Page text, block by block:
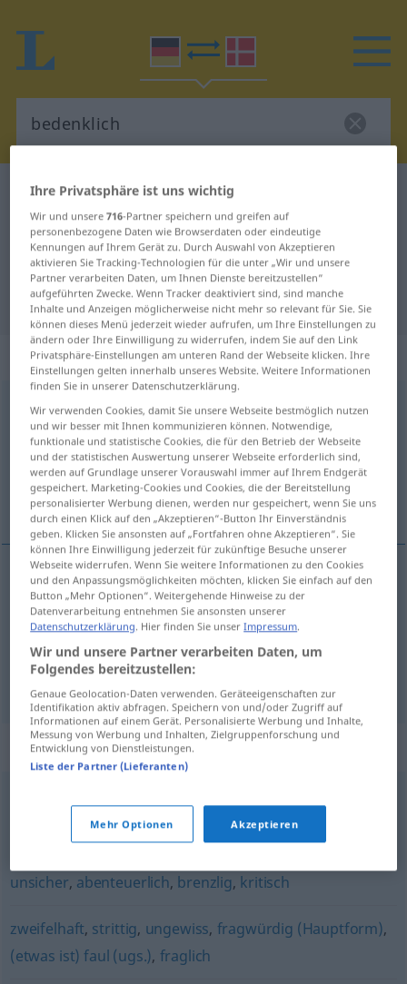
Deutsch-Dänisch Wörterbuch
Deutsch-Dänisch Übersetzung für
"bedenklich"
"bedenklich" Dänisch Übersetzung
„bedenklich“
bedenklich
Übersicht aller Übersetzungen
(Für mehr Details die Übersetzung anklicken/antippen)
betænksom, betænkelig, farlig
betænksom bedenklich
betænkelig bedenklich
farlig bedenklich gefährlich
Synonyme für "bedenklich"
schwer,fies (ugs., rheinisch),schlimm (ugs.)
unsicher, abenteuerlich, brenzlig, kritisch
zweifelhaft, strittig, ungewiss, fragwürdig (Hauptform),
(etwas ist) faul (ugs.), fraglich
Ihre Privatsphäre ist uns wichtig
Wir und unsere716-Partner speichern und greifen auf
personenbezogene Daten wie Browserdaten oder eindeutige
Kennungen auf Ihrem Gerät zu. Durch Auswahl von Akzeptieren
aktivieren Sie Tracking-Technologien für die unter „Wir und unsere
Partner verarbeiten Daten, um Ihnen Dienste bereitzustellen“
aufgeführten Zwecke. Wenn Tracker deaktiviert sind, sind manche
Inhalte und Anzeigen möglicherweise nicht mehr so relevant für Sie. Sie
können dieses Menü jederzeit wieder aufrufen, um Ihre Einstellungen zu
ändern oder Ihre Einwilligung zu widerrufen, indem Sie auf den Link
Privatsphäre-Einstellungen am unteren Rand der Webseite klicken. Ihre
Einstellungen gelten innerhalb unseres Website. Weitere Informationen
finden Sie in unserer Datenschutzerklärung.
Wir verwenden Cookies, damit Sie unsere Webseite bestmöglich nutzen
und wir besser mit Ihnen kommunizieren können. Notwendige,
funktionale und statistische Cookies, die für den Betrieb der Webseite
und der statistischen Auswertung unserer Webseite erforderlich sind,
werden auf Grundlage unserer Vorauswahl immer auf Ihrem Endgerät
gespeichert. Marketing-Cookies und Cookies, die der Bereitstellung
personalisierter Werbung dienen, werden nur gespeichert, wenn Sie uns
durch einen Klick auf den „Akzeptieren“-Button Ihr Einverständnis
geben. Klicken Sie ansonsten auf „Fortfahren ohne Akzeptieren“. Sie
können Ihre Einwilligung jederzeit für zukünftige Besuche unserer
Webseite widerrufen. Wenn Sie weitere Informationen zu den Cookies
und den Anpassungsmöglichkeiten möchten, klicken Sie einfach auf den
Button „Mehr Optionen“. Weitergehende Hinweise zu der
Datenverarbeitung entnehmen Sie ansonsten unserer
Datenschutzerklärung. Hier finden Sie unserImpressum.
Wir und unsere Partner verarbeiten Daten, um
Folgendes bereitzustellen:
Genaue Geolocation-Daten verwenden. Geräteeigenschaften zur
Identifikation aktiv abfragen. Speichern von und/oder Zugriff auf
Informationen auf einem Gerät. Personalisierte Werbung und Inhalte,
Messung von Werbung und Inhalten, Zielgruppenforschung und
Entwicklung von Dienstleistungen.
Liste der Partner (Lieferanten)
Mehr Optionen Akzeptieren